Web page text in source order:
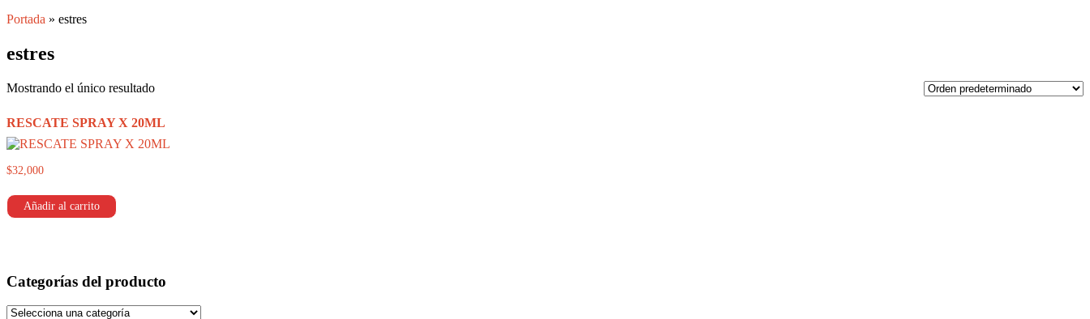
Portada » estres
estres
Mostrando el único resultado
RESCATE SPRAY X 20ML
$32,000
Añadir al carrito
Categorías del producto